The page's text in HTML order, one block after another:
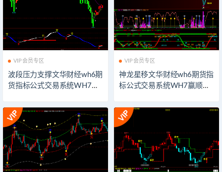
VIP会员专区
波段压力支撑文华财经wh6期
货指标公式交易系统WH7赢
博易大师期货博弈模板看盘
辅助指示器软件
VIP会员专区
神龙星移文华财经wh6期货指
标公式交易系统WH7赢顺云
大师期货博弈模板看盘辅助
指示器软件